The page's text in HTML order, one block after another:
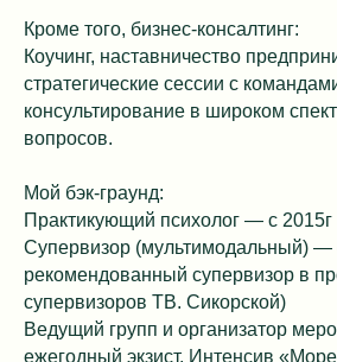
Кроме того, бизнес-консалтинг:
Коучинг, наставничество
стратегические сессии с
консультирование в широком
вопросов.
Мой бэк-граунд:
Практикующий психолог — с 2015г
Супервизор (мультимодальный) —
рекомендованный супервизор в
супервизоров ТВ. Сикорской)
Ведущий групп и организатор
ежегодный экзист. Интенсив